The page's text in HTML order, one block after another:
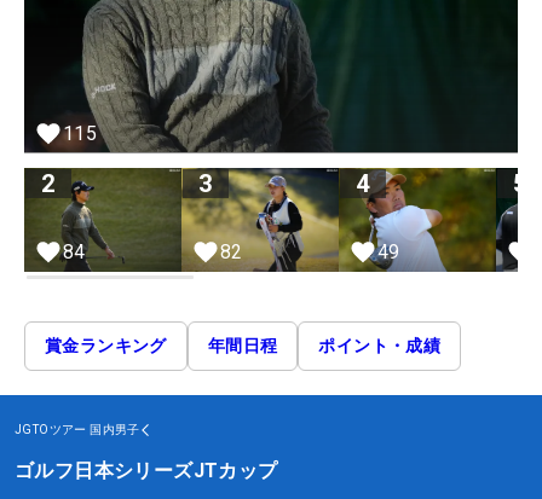
115
2
84
3
82
4
49
5
賞金ランキング 年間日程 ポイント・成績
JGTOツアー 国内男子
ゴルフ日本シリーズJTカップ